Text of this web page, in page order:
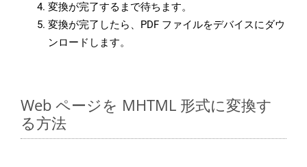
変換が完了するまで待ちます。
変換が完了したら、PDF ファイルをデバイスにダウ
ンロードします。
Web ページを MHTML 形式に変換す
る方法